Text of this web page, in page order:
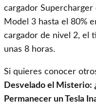
cargador Supercharger
Model 3 hasta el 80%
cargador de nivel 2, el
unas 8 horas.
Si quieres conocer
Desvelado el Misterio:
Permanecer un Tesla